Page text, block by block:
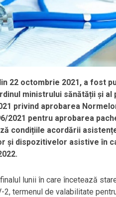
22 octombrie 2021, a fost
ministrului sănătății și
privind aprobarea
2021 pentru aprobarea
condițiile acordării
și dispozitivelor asistive în
lunii în care încetează
termenul de valabilitate